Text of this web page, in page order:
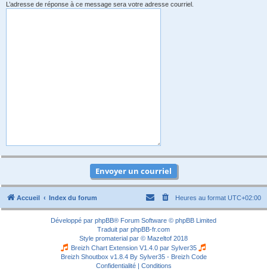
L’adresse de réponse à ce message sera votre adresse courriel.
Accueil Index du forum Heures au format UTC+02:00
Développé par phpBB® Forum Software © phpBB Limited
Traduit par phpBB-fr.com
Style promaterial par © Mazeltof 2018
Breizh Chart Extension V1.4.0 par Sylver35
Breizh Shoutbox v1.8.4 By Sylver35 - Breizh Code
Confidentialité| Conditions